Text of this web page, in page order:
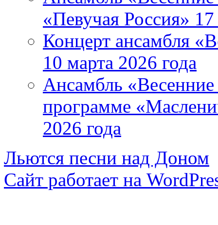
«Певучая Россия»
Концерт ансамбля
10 марта 2026 года
Ансамбль «Весенние
программе
2026 года
Льются песни над Доном
Сайт работает на